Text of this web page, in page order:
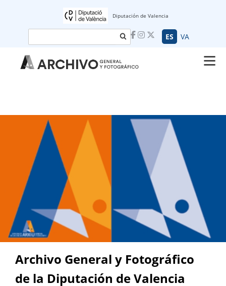
Diputación de Valencia
ES VA
Archivo General y Fotográfico
de la Diputación de Valencia